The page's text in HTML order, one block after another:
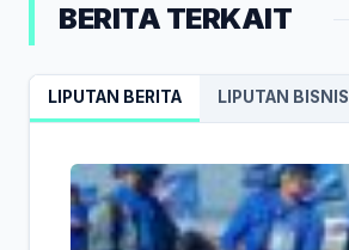
BERITA TERKAIT
LIPUTAN BERITA LIPUTAN BISNIS